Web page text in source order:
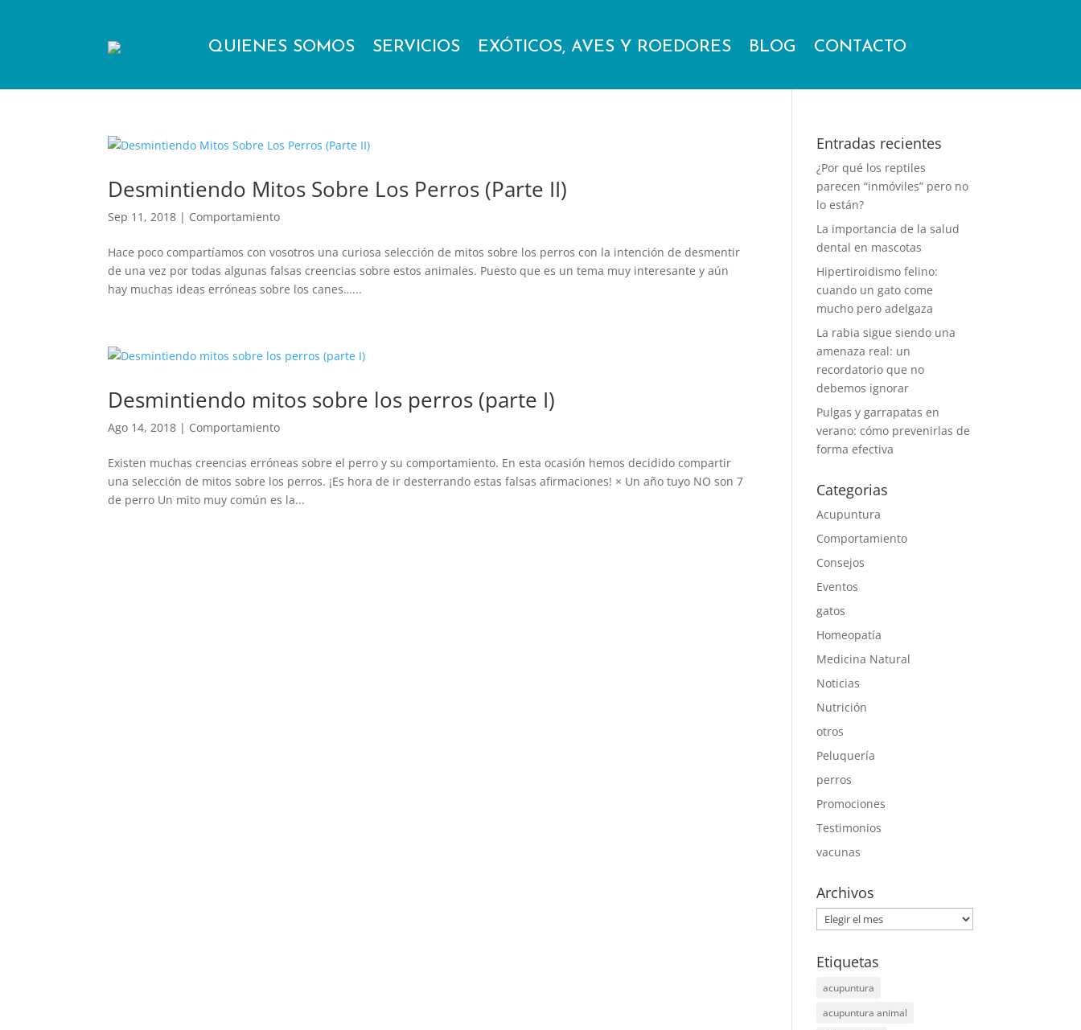
QUIENES SOMOS SERVICIOS EXÓTICOS, AVES Y ROEDORES BLOG CONTACTO
Desmintiendo Mitos Sobre Los Perros (Parte II)
Sep 11, 2018 | Comportamiento
Hace poco compartíamos con vosotros una curiosa selección de mitos sobre los perros con la intención de desmentir
de una vez por todas algunas falsas creencias sobre estos animales. Puesto que es un tema muy interesante y aún
hay muchas ideas erróneas sobre los canes…...
Desmintiendo mitos sobre los perros (parte I)
Ago 14, 2018 | Comportamiento
Existen muchas creencias erróneas sobre el perro y su comportamiento. En esta ocasión hemos decidido compartir
una selección de mitos sobre los perros. ¡Es hora de ir desterrando estas falsas afirmaciones! × Un año tuyo NO son 7
de perro Un mito muy común es la...
Entradas recientes
¿Por qué los reptiles
parecen “inmóviles” pero no
lo están?
La importancia de la salud
dental en mascotas
Hipertiroidismo felino:
cuando un gato come
mucho pero adelgaza
La rabia sigue siendo una
amenaza real: un
recordatorio que no
debemos ignorar
Pulgas y garrapatas en
verano: cómo prevenirlas de
forma efectiva
Categorias
Acupuntura
Comportamiento
Consejos
Eventos
gatos
Homeopatía
Medicina Natural
Noticias
Nutrición
otros
Peluquería
perros
Promociones
Testimonios
vacunas
Archivos
Archivos
Etiquetas
acupuntura
acupuntura animal